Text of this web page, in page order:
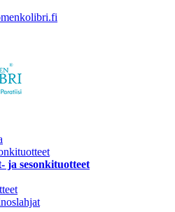
ja sesonkituotteet